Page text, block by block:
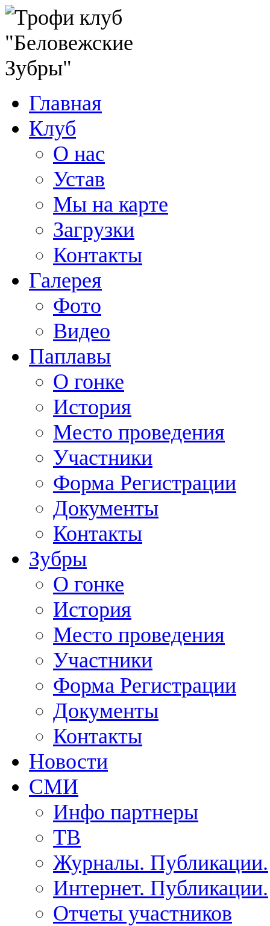
Главная
Клуб
О нас
Устав
Мы на карте
Загрузки
Контакты
Галерея
Фото
Видео
Паплавы
О гонке
История
Место проведения
Участники
Форма Регистрации
Документы
Контакты
Зубры
О гонке
История
Место проведения
Участники
Форма Регистрации
Документы
Контакты
Новости
СМИ
Инфо партнеры
ТВ
Журналы. Публикации.
Интернет. Публикации.
Отчеты участников